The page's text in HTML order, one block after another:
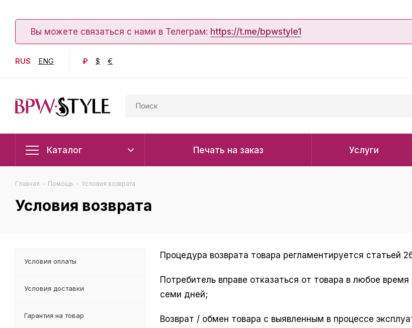
Вы можете связаться с нами в Телеграм: https://t.me/bpwstyle1
RUS ENG ₽ $ €
Каталог Печать на заказ Услуги
Главная - Помощь - Условия возврата
Условия возврата
Процедура возврата товара регламентируется статьей
Потребитель вправе отказаться от товара в любое
семи дней;
Возврат / обмен товара с выявленным в процессе
Условия оплаты
Условия доставки
Гарантия на товар